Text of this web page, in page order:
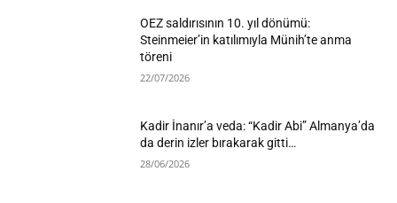
OEZ saldırısının 10. yıl dönümü:
Steinmeier’in katılımıyla Münih’te anma
töreni
22/07/2026
Kadir İnanır’a veda: “Kadir Abi” Almanya’da
da derin izler bırakarak gitti…
28/06/2026